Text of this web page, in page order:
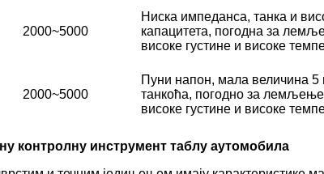
2000~5000
Ниска импеданса, танка и
капацитета, погодна за
високе густине и високе
2000~5000
Пуни напон, мала величина 5
танкоћа, погодно за
високе густине и високе
контролну инструмент таблу аутомобила